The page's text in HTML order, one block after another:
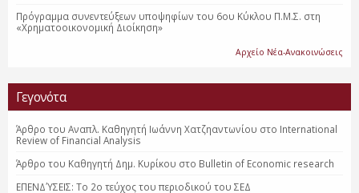
Πρόγραμμα συνεντεύξεων υποψηφίων του 6ου Κύκλου Π.Μ.Σ. στη
«Χρηματοοικονομική Διοίκηση»
Αρχείο Νέα-Ανακοινώσεις
Γεγονότα
Άρθρο του Αναπλ. Καθηγητή Ιωάννη Χατζηαντωνίου στο International
Review of Financial Analysis
Άρθρο του Καθηγητή Δημ. Κυρίκου στο Bulletin of Economic research
ΕΠΕΝΔΎΣΕΙΣ: Το 2o τεύχος του περιοδικού του ΣΕΔ